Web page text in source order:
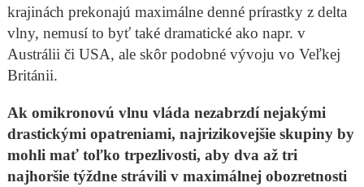
krajinách prekonajú maximálne denné prírastky z delta
vlny, nemusí to byť také dramatické ako napr. v
Austrálii či USA, ale skôr podobné vývoju vo Veľkej
Británii.
Ak omikronovú vlnu vláda nezabrzdí nejakými
drastickými opatreniami, najrizikovejšie skupiny by
mohli mať toľko trpezlivosti, aby dva až tri
najhoršie týždne strávili v maximálnej obozretnosti